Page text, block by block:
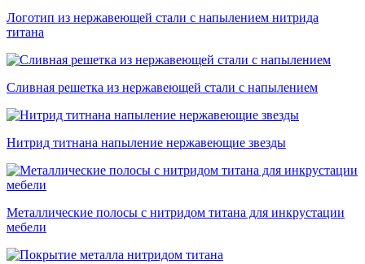
Логотип из нержавеющей стали с напылением нитрида
титана
Сливная решетка из нержавеющей стали с напылением
Нитрид титнана напыление нержавеющие звезды
Металлические полосы с нитридом титана для инкрустации
мебели